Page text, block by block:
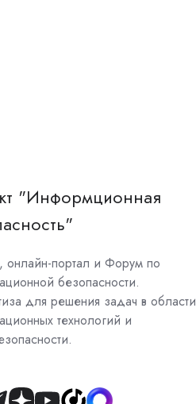
"Информционная
онлайн-портал и Форум по
безопасности.
для решения задач в области
технологий и